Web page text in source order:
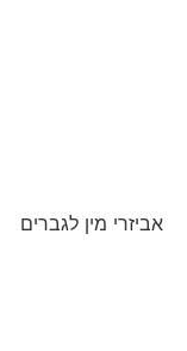
אביזרי מין לגברים